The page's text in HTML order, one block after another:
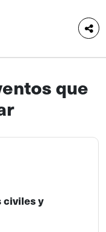
que
civiles y